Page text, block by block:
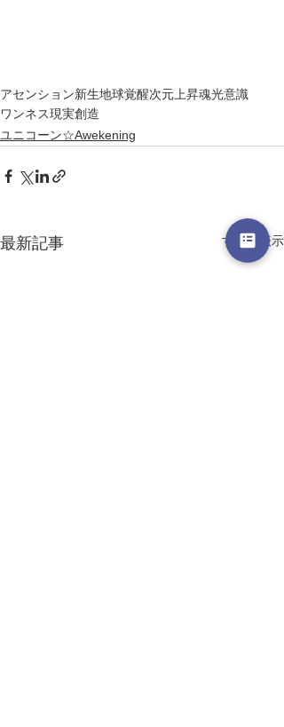
アセンション新生地球覚醒次元上昇魂光意識
ワンネス現実創造
ユニコーン☆Awekening
最新記事 すべて表示